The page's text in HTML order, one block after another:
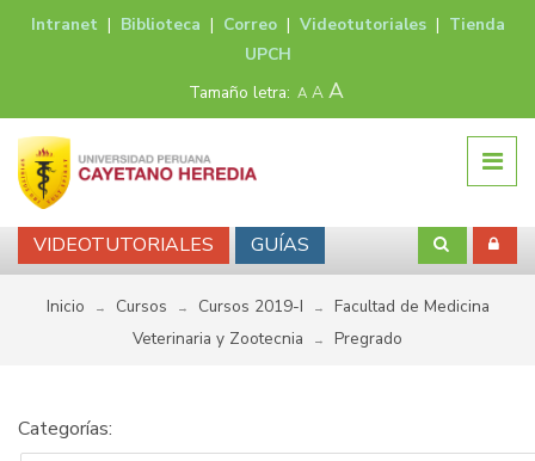
Intranet | Biblioteca | Correo| Videotutoriales| Tienda
UPCH
Tamaño letra: A A A
VIDEOTUTORIALES GUÍAS
Inicio → Cursos → Cursos 2019-I →
Facultad de Medicina
Veterinaria y Zootecnia
→ Pregrado
Categorías: